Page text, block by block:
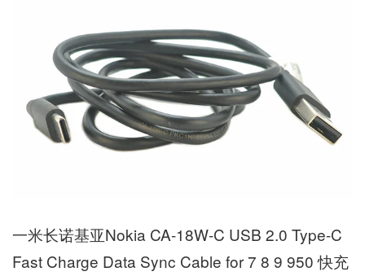
一米长诺基亚Nokia CA-18W-C USB 2.0 Type-C
Fast Charge Data Sync Cable for 7 8 9 950 快充